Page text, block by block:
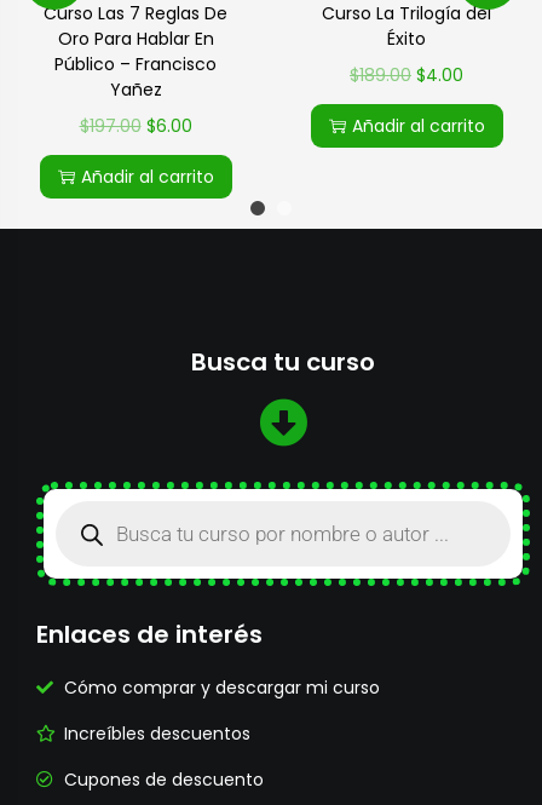
Curso Las 7 Reglas De
Oro Para Hablar En
Público – Francisco
Yañez
$197.00 $6.00
Añadir al carrito
Curso La Trilogía del
Éxito
$189.00 $4.00
Añadir al carrito
Busca tu curso
Enlaces de interés
Cómo comprar y descargar mi curso
Increíbles descuentos
Cupones de descuento